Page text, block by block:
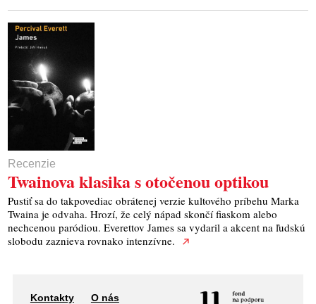
Recenzie
Twainova klasika s otočenou optikou
Pustiť sa do takpovediac obrátenej verzie kultového príbehu Marka
Twaina je odvaha. Hrozí, že celý nápad skončí fiaskom alebo
nechcenou paródiou. Everettov James sa vydaril a akcent na ľudskú
slobodu zaznieva rovnako intenzívne.
Kontakty O nás